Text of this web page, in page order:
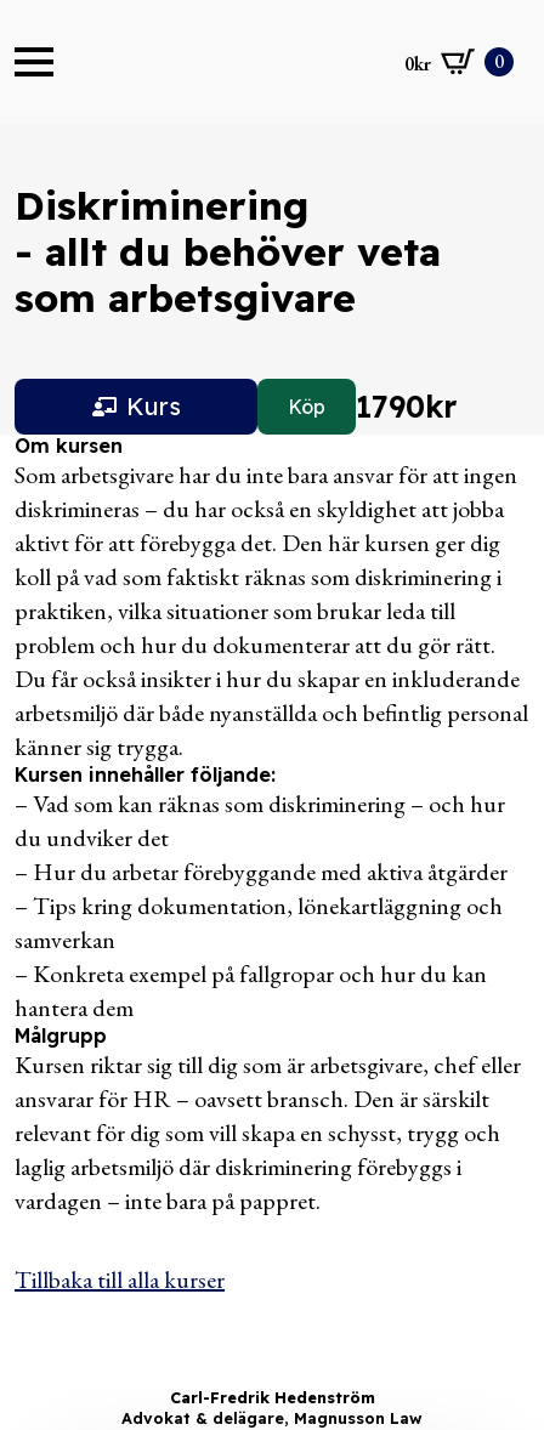
0kr 0
Diskriminering
- allt du behöver veta
som arbetsgivare
Kurs Köp 1790kr
Om kursen
Som arbetsgivare har du inte bara ansvar för att ingen
diskrimineras – du har också en skyldighet att jobba
aktivt för att förebygga det. Den här kursen ger dig
koll på vad som faktiskt räknas som diskriminering i
praktiken, vilka situationer som brukar leda till
problem och hur du dokumenterar att du gör rätt.
Du får också insikter i hur du skapar en inkluderande
arbetsmiljö där både nyanställda och befintlig personal
känner sig trygga.
Kursen innehåller följande:
– Vad som kan räknas som diskriminering – och hur
du undviker det
– Hur du arbetar förebyggande med aktiva åtgärder
– Tips kring dokumentation, lönekartläggning och
samverkan
– Konkreta exempel på fallgropar och hur du kan
hantera dem
Målgrupp
Kursen riktar sig till dig som är arbetsgivare, chef eller
ansvarar för HR – oavsett bransch. Den är särskilt
relevant för dig som vill skapa en schysst, trygg och
laglig arbetsmiljö där diskriminering förebyggs i
vardagen – inte bara på pappret.
Tillbaka till alla kurser
Carl-Fredrik Hedenström
Advokat & delägare, Magnusson Law